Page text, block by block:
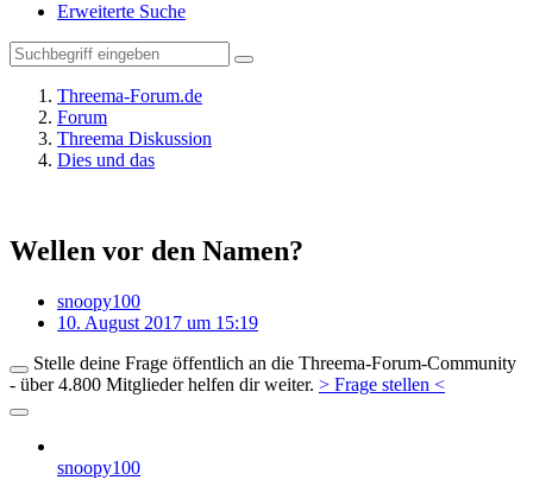
Erweiterte Suche
Threema-Forum.de
Forum
Threema Diskussion
Dies und das
Wellen vor den Namen?
snoopy100
10. August 2017 um 15:19
Stelle deine Frage öffentlich an die Threema-Forum-Community
- über 4.800 Mitglieder helfen dir weiter. > Frage stellen <
snoopy100